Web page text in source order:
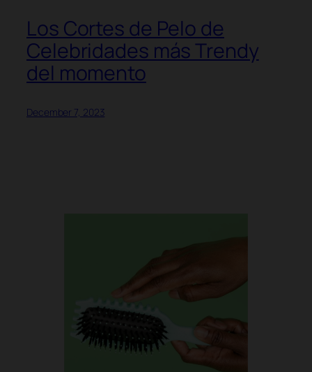
Los Cortes de Pelo de
Celebridades más Trendy
del momento
December 7, 2023